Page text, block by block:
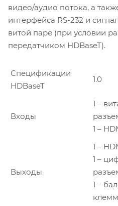
видео/аудио потока, а
интерфейса RS-232 и
витой паре (при условии
передатчиком HDBaseT).
Спецификации
HDBaseT
1.0
Входы
1 –
1 –
Выходы
1 –
1 –
1 –